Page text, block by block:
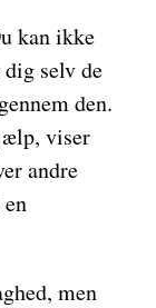
kan ikke
selv de
den.
viser
andre
men